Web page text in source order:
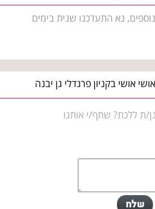
נא התעדכנו שנית בימים
אושי בקניון פרנדלי גן יבנה
ת ללכת? שתף/י אותנו